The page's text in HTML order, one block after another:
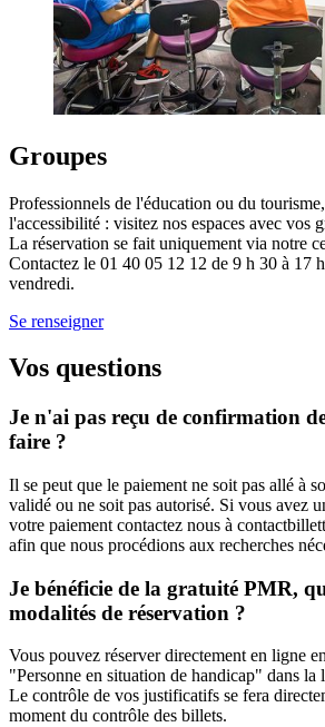
Groupes
Professionnels de l'éducation ou du
l'accessibilité : visitez nos espaces avec vos
La réservation se fait uniquement via notre
Contactez le 01 40 05 12 12 de 9 h 30 à 17
vendredi.
Se renseigner
Vos questions
Je n'ai pas reçu de confirmation
faire ?
Il se peut que le paiement ne soit pas allé à
validé ou ne soit pas autorisé. Si vous avez
votre paiement contactez nous à
afin que nous procédions aux recherches
Je bénéficie de la gratuité PMR,
modalités de réservation ?
Vous pouvez réserver directement en ligne
"Personne en situation de handicap" dans la
Le contrôle de vos justificatifs se fera
moment du contrôle des billets.